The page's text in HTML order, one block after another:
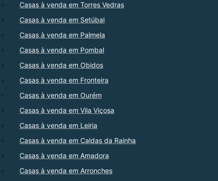
Casas à venda em Torres Vedras
Casas à venda em Setúbal
Casas à venda em Palmela
Casas à venda em Pombal
Casas à venda em Obidos
Casas à venda em Fronteira
Casas à venda em Ourém
Casas à venda em Vila Viçosa
Casas à venda em Leiria
Casas à venda em Caldas da Rainha
Casas à venda em Amadora
Casas à venda em Arronches